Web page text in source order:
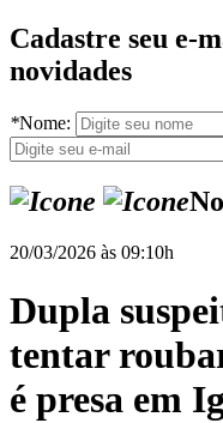
Cadastre seu e-
novidades
*Nome:
20/03/2026 às 09:10h
Dupla
tentar
é presa em